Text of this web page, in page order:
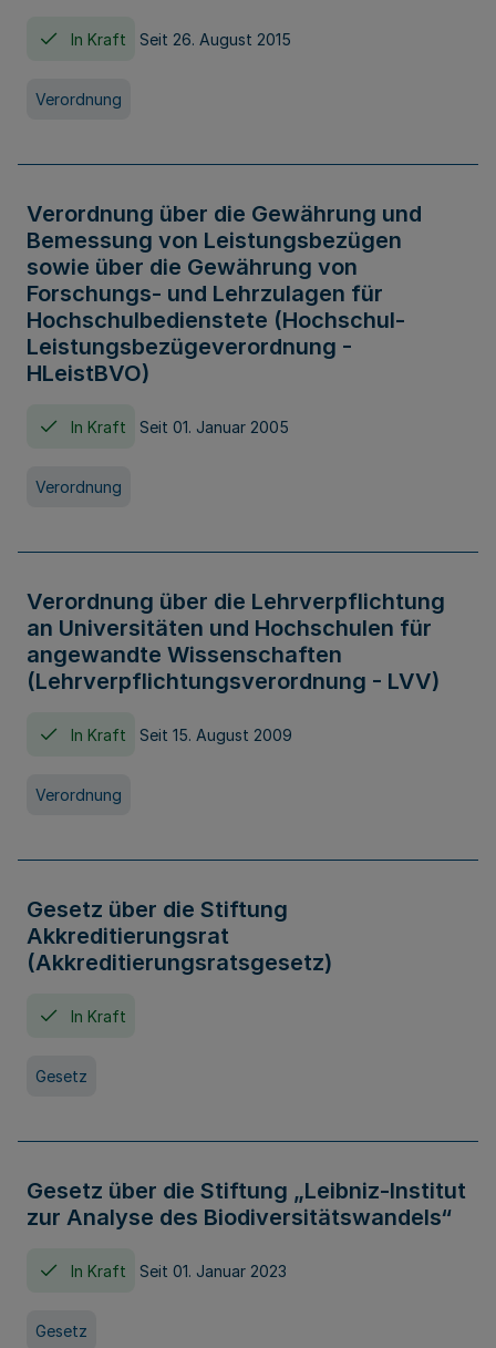
In Kraft Seit 26. August 2015
Verordnung
Verordnung über die Gewährung und
Bemessung von Leistungsbezügen
sowie über die Gewährung von
Forschungs- und Lehrzulagen für
Hochschulbedienstete (Hochschul-
Leistungsbezügeverordnung -
HLeistBVO)
In Kraft Seit 01. Januar 2005
Verordnung
Verordnung über die Lehrverpflichtung
an Universitäten und Hochschulen für
angewandte Wissenschaften
(Lehrverpflichtungsverordnung - LVV)
In Kraft Seit 15. August 2009
Verordnung
Gesetz über die Stiftung
Akkreditierungsrat
(Akkreditierungsratsgesetz)
In Kraft
Gesetz
Gesetz über die Stiftung „Leibniz-Institut
zur Analyse des Biodiversitätswandels“
In Kraft Seit 01. Januar 2023
Gesetz